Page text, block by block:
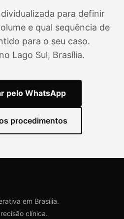
para definir
e qual sequência de
para o seu caso.
Lago Sul, Brasília.
pelo WhatsApp
procedimentos
em Brasília.
clínica.